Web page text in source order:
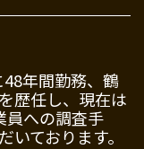
年間勤務、鶴
歴任し、現在は
員への調査手
ております。